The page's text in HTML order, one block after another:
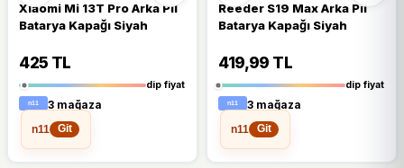
Xiaomi Mi 13T Pro Arka Pil
Batarya Kapağı Siyah
425 TL
dip fiyat
3 mağaza
n11
Git
Reeder S19 Max Arka Pil
Batarya Kapağı Siyah
419,99 TL
dip fiyat
3 mağaza
n11
Git